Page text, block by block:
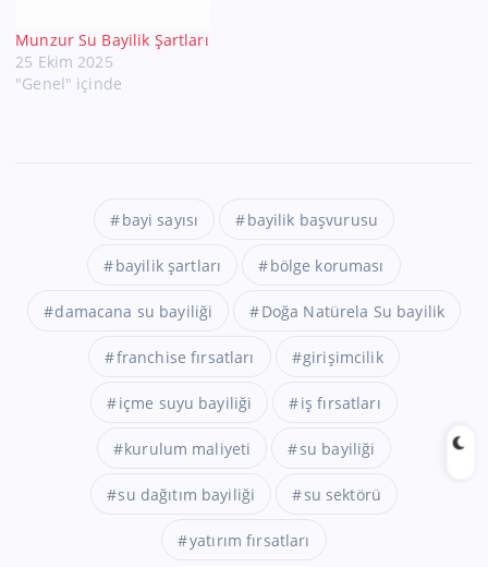
Munzur Su Bayilik Şartları
25 Ekim 2025
"Genel" içinde
bayi sayısı bayilik başvurusu
bayilik şartları bölge koruması
damacana su bayiliği Doğa Natürela Su bayilik
franchise fırsatları girişimcilik
içme suyu bayiliği iş fırsatları
kurulum maliyeti su bayiliği
su dağıtım bayiliği su sektörü
yatırım fırsatları